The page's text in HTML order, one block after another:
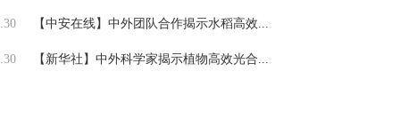
【中安在线】中外团队合作揭示水稻高效...
【新华社】中外科学家揭示植物高效光合...